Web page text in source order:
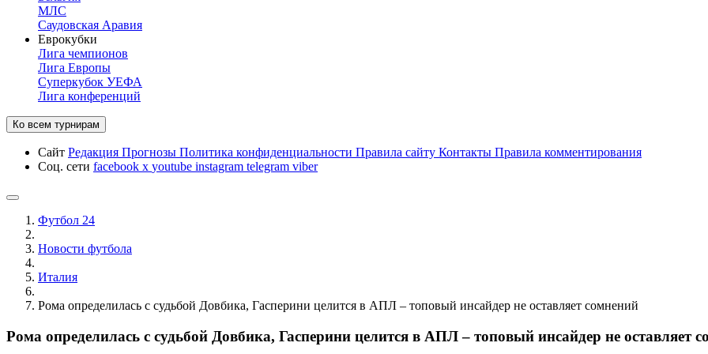
МЛС
Саудовская Аравия
Еврокубки
Лига чемпионов
Лига Европы
Суперкубок УЕФА
Лига конференций
Ко всем турнирам
Сайт Редакция Прогнозы Политика конфиденциальности Правила сайту Контакты Правила комментирования
Соц. сети facebook x youtube instagram telegram viber
Футбол 24
Новости футбола
Италия
Рома определилась с судьбой Довбика, Гасперини целится в АПЛ – топовый инсайдер не оставляет сомнений
Рома определилась с судьбой Довбика, Гасперини целится в АПЛ – топовый инсайдер не оставляет